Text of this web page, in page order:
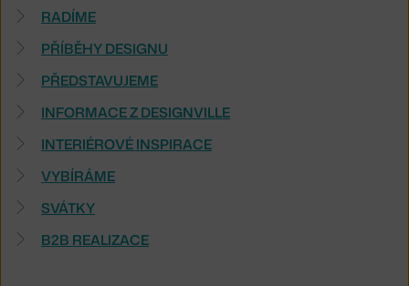
RADÍME
PŘÍBĚHY DESIGNU
PŘEDSTAVUJEME
INFORMACE Z DESIGNVILLE
INTERIÉROVÉ INSPIRACE
VYBÍRÁME
SVÁTKY
B2B REALIZACE